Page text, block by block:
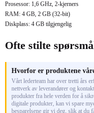
Prosessor: 1,6 GHz, 2-kjerners
RAM: 4 GB, 2 GB (32-bit)
Diskplass: 4 GB tilgjengelig
Ofte stilte
Hvorfor er produktene
Vårt lederteam har over tretti års
nettverk av leverandører og
produkter fra hele verden for å
digitale produkter, kan vi spare
besparelsene gir vi deg, slik at du